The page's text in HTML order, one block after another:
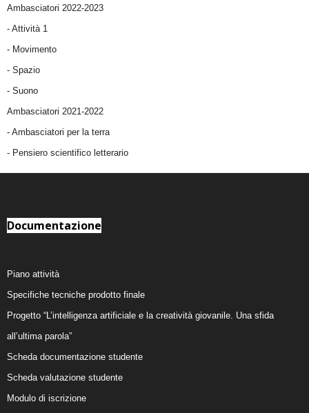
Ambasciatori 2022-2023
- Attività 1
- Movimento
- Spazio
- Suono
Ambasciatori 2021-2022
- Ambasciatori per la terra
- Pensiero scientifico letterario
Documentazione
Piano attività
Specifiche tecniche prodotto finale
Progetto “L’intelligenza artificiale e la creatività giovanile. Una sfida
all’ultima parola”
Scheda documentazione studente
Scheda valutazione studente
Modulo di iscrizione